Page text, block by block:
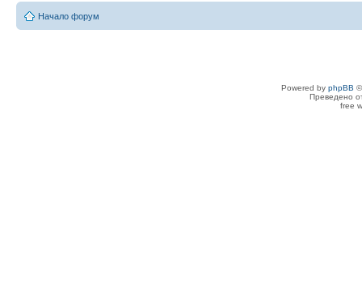
Начало форум
Powered by phpBB
Преведено
free